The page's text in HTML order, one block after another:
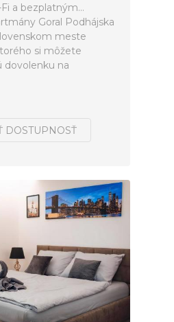
a bezplatným...
Goral Podhájska
meste
si môžete
dovolenku na
DOSTUPNOSŤ